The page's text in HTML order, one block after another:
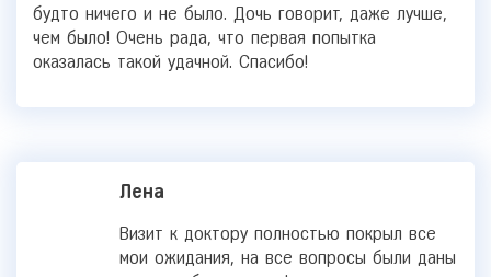
будто ничего и не было. Дочь говорит, даже лучше,
чем было! Очень рада, что первая попытка
оказалась такой удачной. Спасибо!
Лена
Визит к доктору полностью покрыл все
мои ожидания, на все вопросы были даны